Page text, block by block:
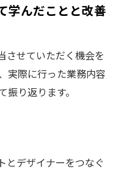
学んだことと改善
させていただく機会を
実際に行った業務内容
り返ります。
とデザイナーをつなぐ